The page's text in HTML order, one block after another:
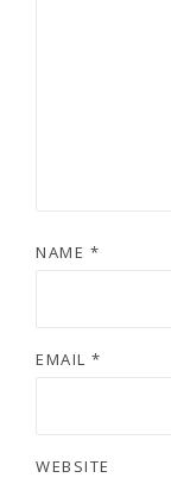
NAME *
EMAIL *
WEBSITE